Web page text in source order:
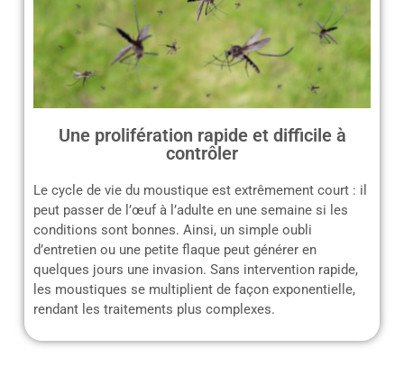
Une prolifération rapide et difficile à
contrôler
Le cycle de vie du moustique est extrêmement court : il
peut passer de l’œuf à l’adulte en une semaine si les
conditions sont bonnes. Ainsi, un simple oubli
d’entretien ou une petite flaque peut générer en
quelques jours une invasion. Sans intervention rapide,
les moustiques se multiplient de façon exponentielle,
rendant les traitements plus complexes.